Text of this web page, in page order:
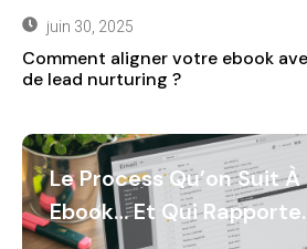
juin 30, 2025
Comment aligner votre ebook
de lead nurturing ?
Le Process Qu’on Suit À
Ebook… Et Qui Rapporte.